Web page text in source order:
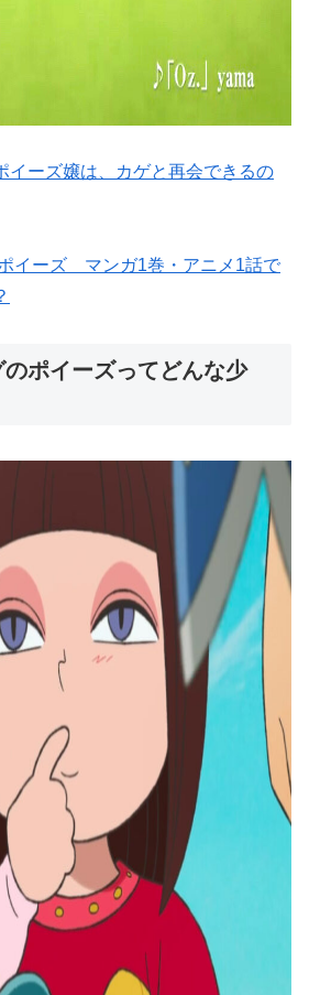
イーズ嬢は、カゲと再会できるの
イーズ マンガ1巻・アニメ1話で
ポイーズってどんな少